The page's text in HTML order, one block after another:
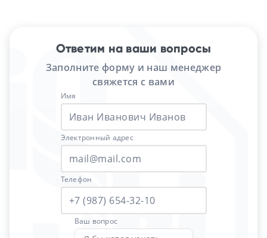
Ответим на ваши вопросы
Заполните форму и наш менеджер
свяжется с вами
Имя
Электронный адрес
Телефон
Ваш вопрос